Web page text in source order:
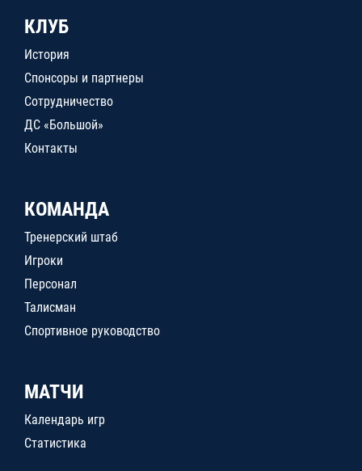
КЛУБ
История
Спонсоры и партнеры
Сотрудничество
ДС «Большой»
Контакты
КОМАНДА
Тренерский штаб
Игроки
Персонал
Талисман
Спортивное руководство
МАТЧИ
Календарь игр
Статистика